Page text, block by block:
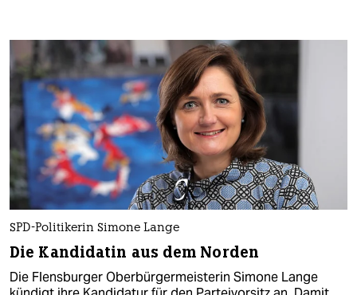
SPD-Politikerin Simone Lange
Die Kandidatin aus dem Norden
Die Flensburger Oberbürgermeisterin Simone Lange